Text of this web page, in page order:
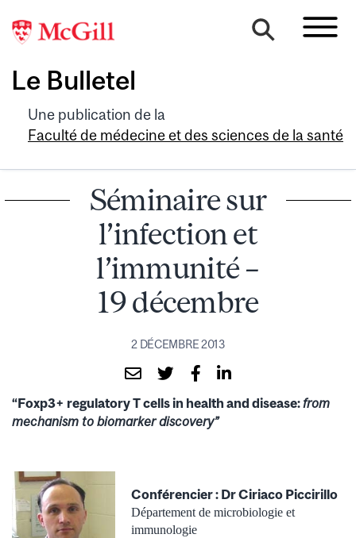
Le Bulletel
Une publication de la
Faculté de médecine et des sciences de la santé
Séminaire sur
l’infection et
l’immunité –
19 décembre
2 DÉCEMBRE 2013
“Foxp3+ regulatory T cells in health and disease: from
mechanism to biomarker discovery”
Conférencier : Dr Ciriaco Piccirillo
Département de microbiologie et
immunologie